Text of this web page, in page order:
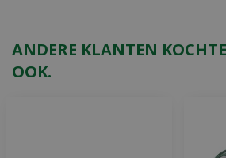
ANDERE KLANTEN
OOK.